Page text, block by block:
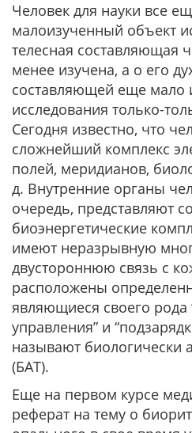
Человек для науки все
малоизученный объект
телесная составляющая
менее изучена, а о его
составляющей еще мало
исследования только-
Сегодня известно, что
сложнейший комплекс
полей, меридианов,
д. Внутренние органы
очередь, представляют
биоэнергетические
имеют неразрывную
двустороннюю связь с
расположены
являющиеся своего рода
управления” и
называют биологически
(БАТ).
Еще на первом курсе
реферат на тему о